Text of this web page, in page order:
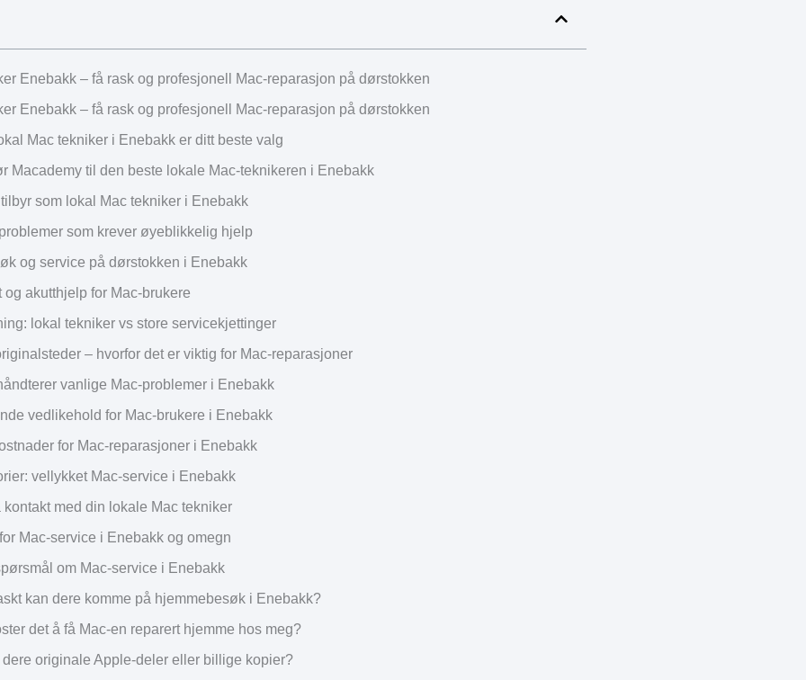
Enebakk – få rask og profesjonell Mac-reparasjon på dørstokken
Enebakk – få rask og profesjonell Mac-reparasjon på dørstokken
Mac tekniker i Enebakk er ditt beste valg
Macademy til den beste lokale Mac-teknikeren i Enebakk
som lokal Mac tekniker i Enebakk
som krever øyeblikkelig hjelp
og service på dørstokken i Enebakk
og akutthjelp for Mac-brukere
lokal tekniker vs store servicekjettinger
– hvorfor det er viktig for Mac-reparasjoner
vanlige Mac-problemer i Enebakk
vedlikehold for Mac-brukere i Enebakk
for Mac-reparasjoner i Enebakk
vellykket Mac-service i Enebakk
kontakt med din lokale Mac tekniker
Mac-service i Enebakk og omegn
om Mac-service i Enebakk
kan dere komme på hjemmebesøk i Enebakk?
det å få Mac-en reparert hjemme hos meg?
dere originale Apple-deler eller billige kopier?